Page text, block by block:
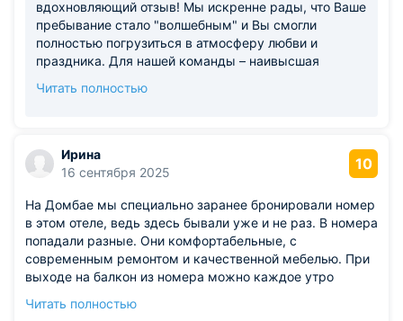
вдохновляющий отзыв! Мы искренне рады, что Ваше
пребывание стало "волшебным" и Вы смогли
полностью погрузиться в атмосферу любви и
праздника. Для нашей команды – наивысшая
ощутить счастье. Будем с нетерпением ждать
Читать полностью
Ирина
16 сентября 2025
10
На Домбае мы специально заранее бронировали номер
в этом отеле, ведь здесь бывали уже и не раз. В номера
попадали разные. Они комфортабельные, с
современным ремонтом и качественной мебелью. При
выходе на балкон из номера можно каждое утро
проблем здесь нет, мы легко разместили все вещи.
Читать полностью